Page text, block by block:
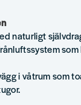
naturligt
i våtrum som